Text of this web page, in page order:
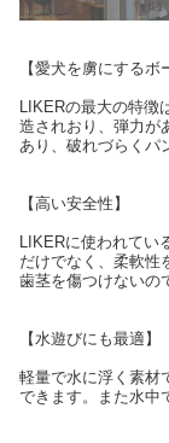
【愛犬を虜にするボ
LIKERの最大の特徴
造されおり、弾力が
あり、破れづらくパ
【高い安全性】
LIKERに使われてい
だけでなく、柔軟性
歯茎を傷つけないの
【水遊びにも最適】
軽量で水に浮く素材
できます。また水中